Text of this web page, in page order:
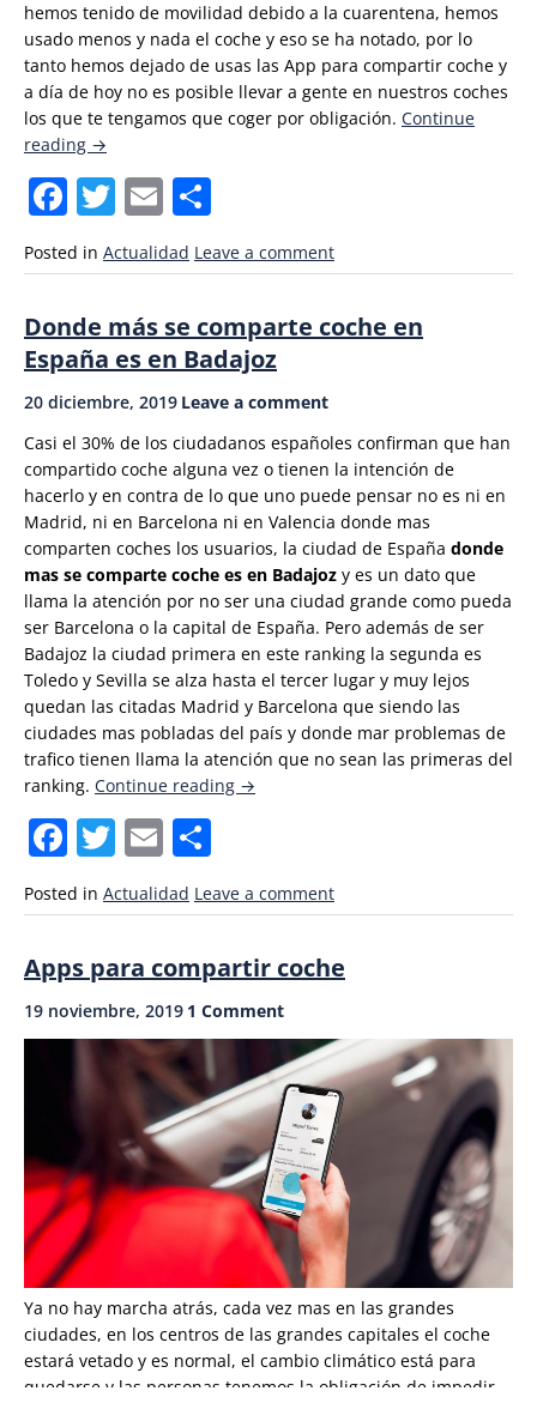
hemos tenido de movilidad debido a la cuarentena, hemos
usado menos y nada el coche y eso se ha notado, por lo
tanto hemos dejado de usas las App para compartir coche y
a día de hoy no es posible llevar a gente en nuestros coches
los que te tengamos que coger por obligación. Continue
reading «Mucho
trafico
debido
al
estado
alarma
del
19»
→
Facebook
Twitter
Email
Posted in Actualidad Leave a comment
Donde más se comparte coche en
España es en Badajoz
20 diciembre, 2019 Leave a comment
Casi el 30% de los ciudadanos españoles confirman que han
compartido coche alguna vez o tienen la intención de
hacerlo y en contra de lo que uno puede pensar no es ni en
Madrid, ni en Barcelona ni en Valencia donde mas
comparten coches los usuarios, la ciudad de España donde
mas se comparte coche es en Badajoz y es un dato que
llama la atención por no ser una ciudad grande como pueda
ser Barcelona o la capital de España. Pero además de ser
Badajoz la ciudad primera en este ranking la segunda es
Toledo y Sevilla se alza hasta el tercer lugar y muy lejos
quedan las citadas Madrid y Barcelona que siendo las
ciudades mas pobladas del país y donde mar problemas de
trafico tienen llama la atención que no sean las primeras del
ranking. Continue reading «Donde
coche
en
es
Badajoz»
→
Facebook
Twitter
Email
Posted in Actualidad Leave a comment
Apps para compartir coche
19 noviembre, 2019 1 Comment
Ya no hay marcha atrás, cada vez mas en las grandes
ciudades, en los centros de las grandes capitales el coche
estará vetado y es normal, el cambio climático está para
quedarse y las personas tenemos la obligación de impedir